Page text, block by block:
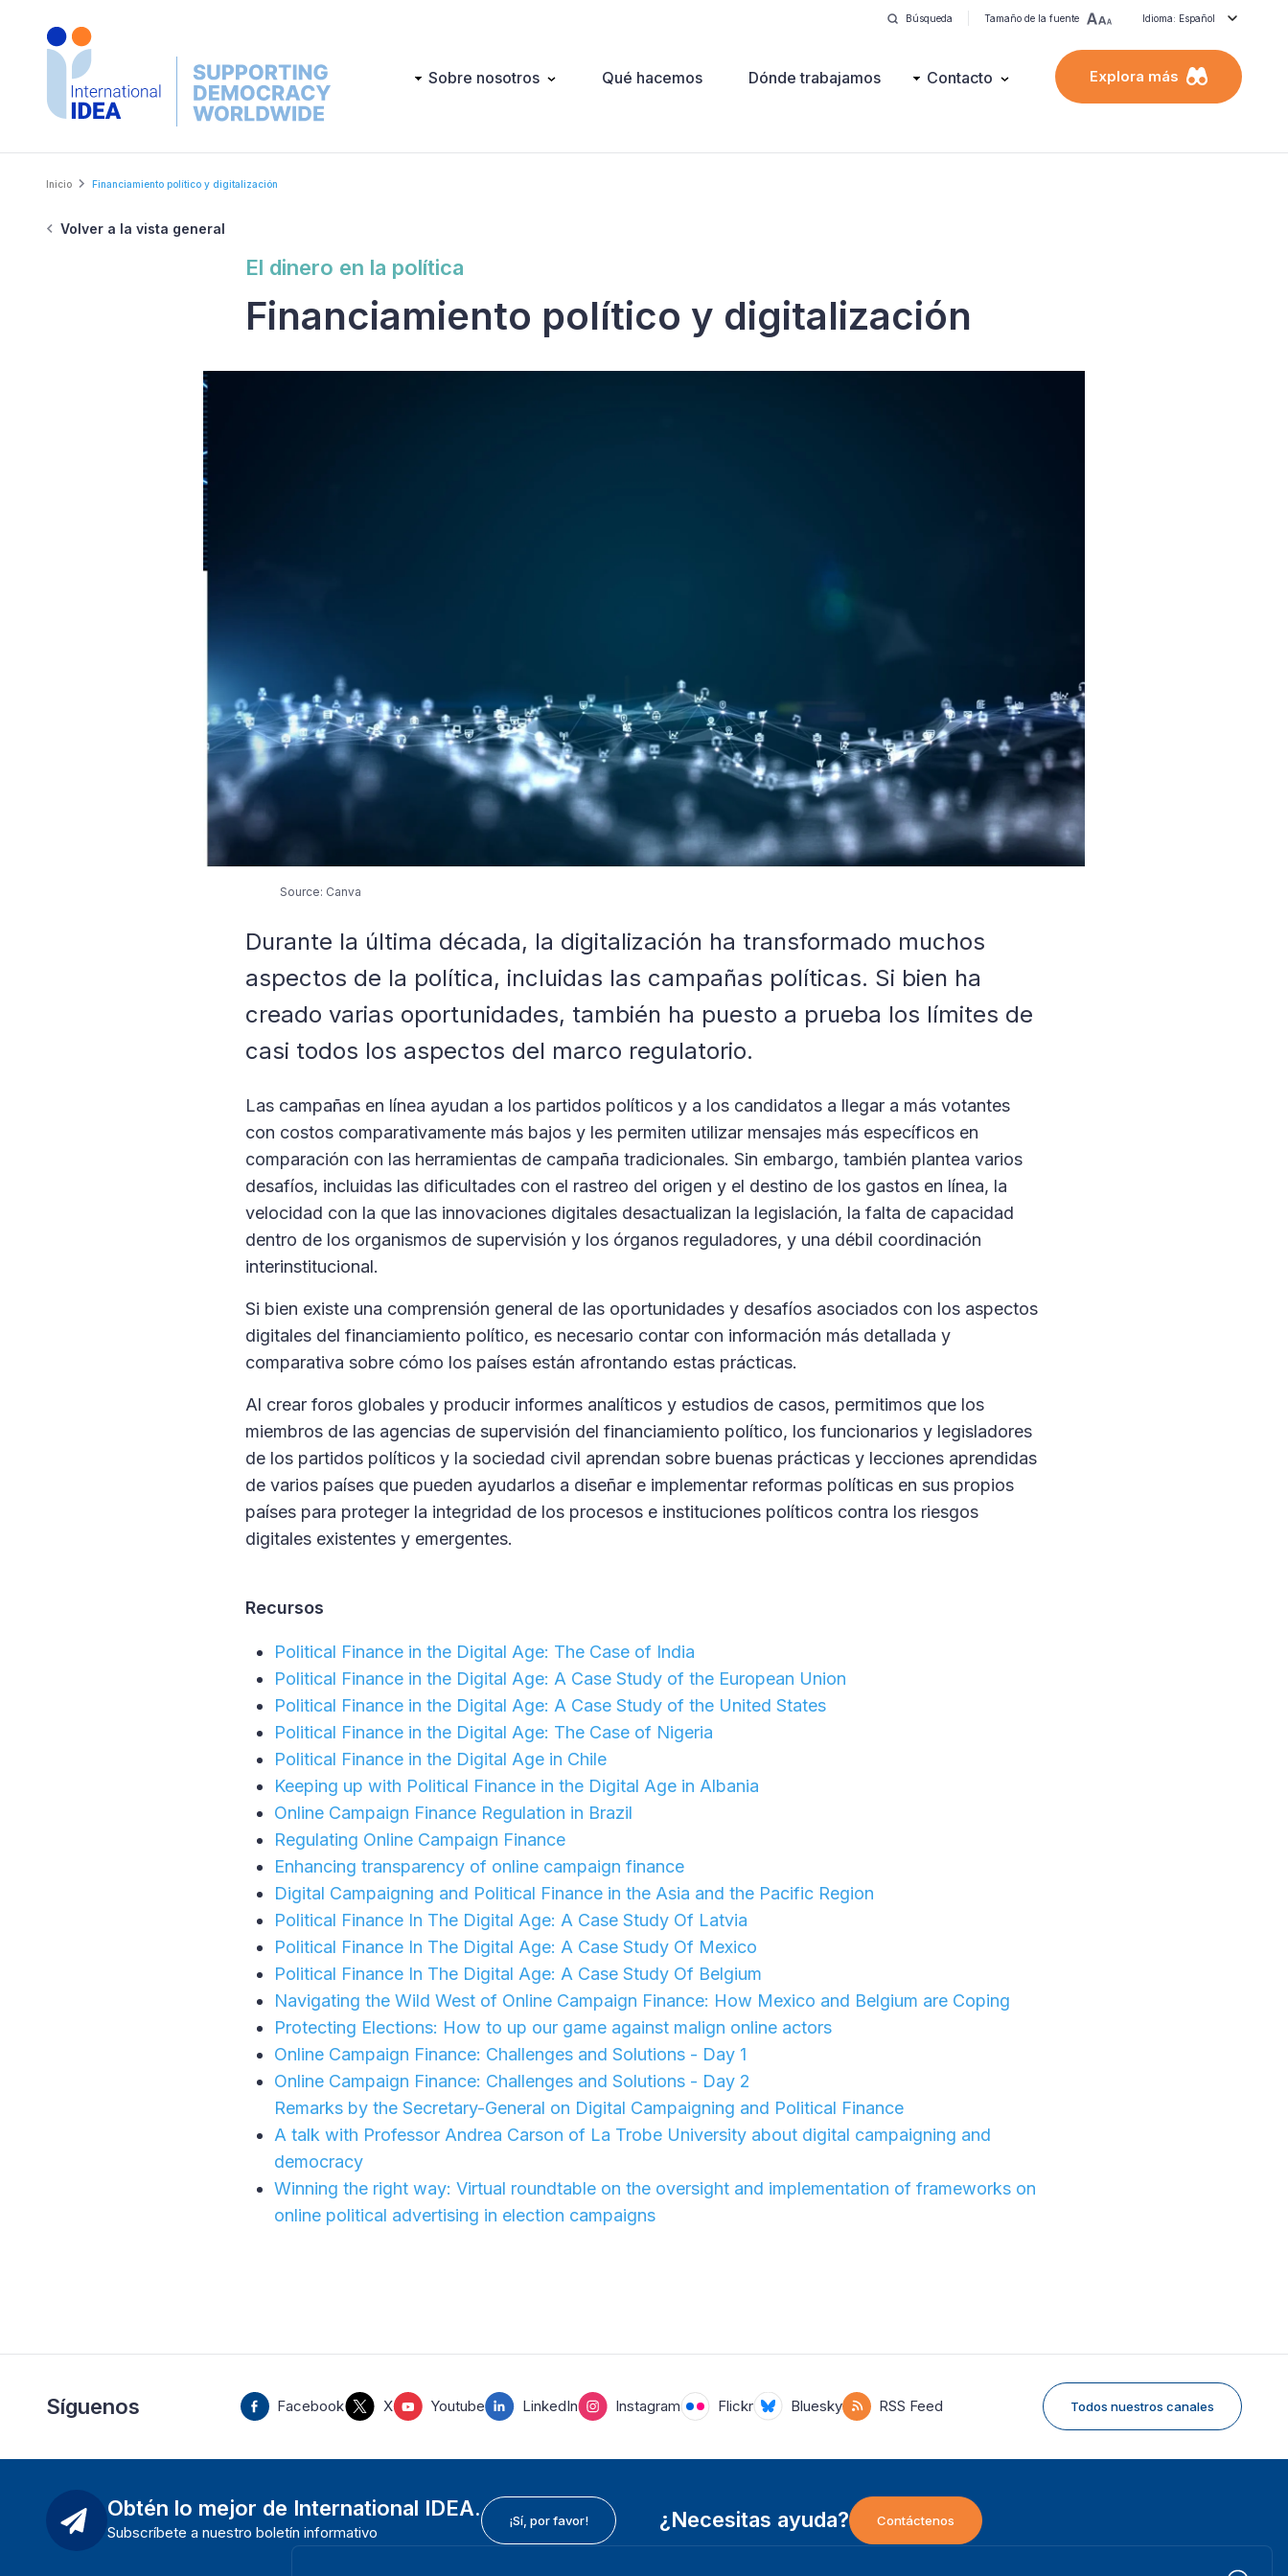
Búsqueda Tamaño de la fuente Idioma: Español
Main Sobre nosotros Qué hacemos Dónde trabajamos Contacto Explora más
Breadcrumb
Inicio Financiamiento político y digitalización
Volver a la vista general
El dinero en la política
Financiamiento político y digitalización
Source: Canva
Durante la última década, la digitalización ha transformado muchos
aspectos de la política, incluidas las campañas políticas. Si bien ha
creado varias oportunidades, también ha puesto a prueba los límites de
casi todos los aspectos del marco regulatorio.
Las campañas en línea ayudan a los partidos políticos y a los candidatos a llegar a más votantes
con costos comparativamente más bajos y les permiten utilizar mensajes más específicos en
comparación con las herramientas de campaña tradicionales. Sin embargo, también plantea varios
desafíos, incluidas las dificultades con el rastreo del origen y el destino de los gastos en línea, la
velocidad con la que las innovaciones digitales desactualizan la legislación, la falta de capacidad
dentro de los organismos de supervisión y los órganos reguladores, y una débil coordinación
interinstitucional.
Si bien existe una comprensión general de las oportunidades y desafíos asociados con los aspectos
digitales del financiamiento político, es necesario contar con información más detallada y
comparativa sobre cómo los países están afrontando estas prácticas.
Al crear foros globales y producir informes analíticos y estudios de casos, permitimos que los
miembros de las agencias de supervisión del financiamiento político, los funcionarios y legisladores
de los partidos políticos y la sociedad civil aprendan sobre buenas prácticas y lecciones aprendidas
de varios países que pueden ayudarlos a diseñar e implementar reformas políticas en sus propios
países para proteger la integridad de los procesos e instituciones políticos contra los riesgos
digitales existentes y emergentes.
Recursos
Political Finance in the Digital Age: The Case of India
Political Finance in the Digital Age: A Case Study of the European Union
Political Finance in the Digital Age: A Case Study of the United States
Political Finance in the Digital Age: The Case of Nigeria
Political Finance in the Digital Age in Chile
Keeping up with Political Finance in the Digital Age in Albania
Online Campaign Finance Regulation in Brazil
Regulating Online Campaign Finance
Enhancing transparency of online campaign finance
Digital Campaigning and Political Finance in the Asia and the Pacific Region
Political Finance In The Digital Age: A Case Study Of Latvia
Political Finance In The Digital Age: A Case Study Of Mexico
Political Finance In The Digital Age: A Case Study Of Belgium
Navigating the Wild West of Online Campaign Finance: How Mexico and Belgium are Coping
Protecting Elections: How to up our game against malign online actors
Online Campaign Finance: Challenges and Solutions - Day 1
Online Campaign Finance: Challenges and Solutions - Day 2
Remarks by the Secretary-General on Digital Campaigning and Political Finance
A talk with Professor Andrea Carson of La Trobe University about digital campaigning and
democracy
Winning the right way: Virtual roundtable on the oversight and implementation of frameworks on
online political advertising in election campaigns
Síguenos Facebook X Youtube LinkedIn Instagram Flickr Bluesky RSS Feed Todos nuestros canales
Obtén lo mejor de International IDEA.
Subscríbete a nuestro boletín informativo
¡Sí, por favor! ¿Necesitas ayuda? Contáctenos